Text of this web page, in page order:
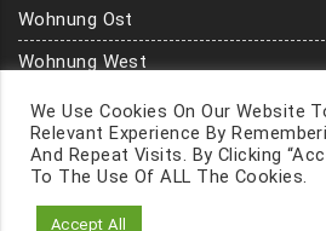
Wohnung Ost
Wohnung West
Kontaktiere uns
We Use Cookies On Our Website
Relevant Experience By
And Repeat Visits. By Clicking
To The Use Of ALL The Cookies.
Accept All